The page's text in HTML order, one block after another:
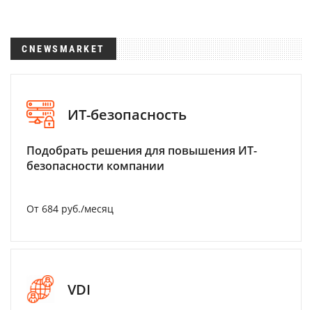
CNEWSMARKET
ИТ-безопасность
Подобрать решения для повышения ИТ-
безопасности компании
От 684 руб./месяц
VDI